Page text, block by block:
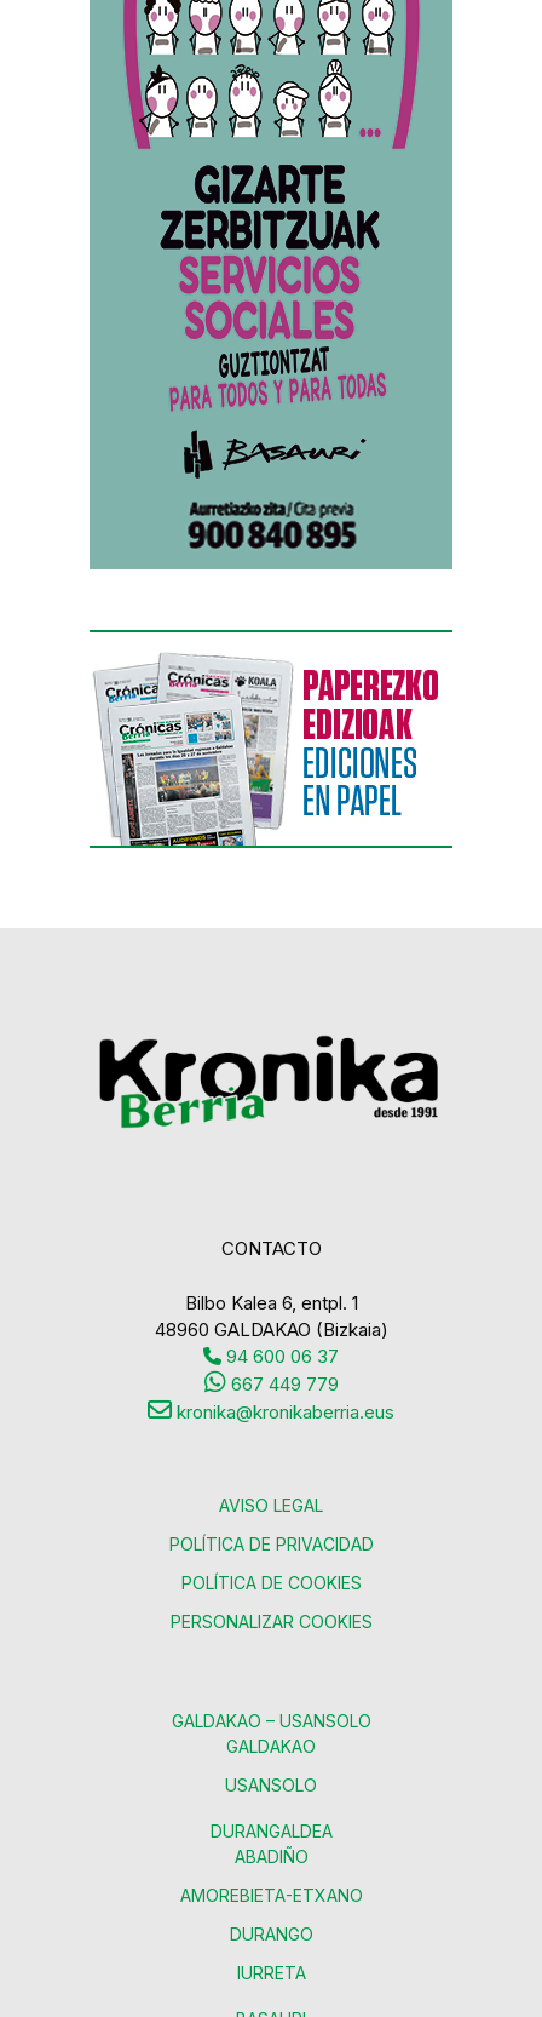
CONTACTO
Bilbo Kalea 6, entpl. 1
48960 GALDAKAO (Bizkaia)
94 600 06 37
667 449 779
kronika@kronikaberria.eus
AVISO LEGAL
POLÍTICA DE PRIVACIDAD
POLÍTICA DE COOKIES
PERSONALIZAR COOKIES
GALDAKAO – USANSOLO
GALDAKAO
USANSOLO
DURANGALDEA
ABADIÑO
AMOREBIETA-ETXANO
DURANGO
IURRETA